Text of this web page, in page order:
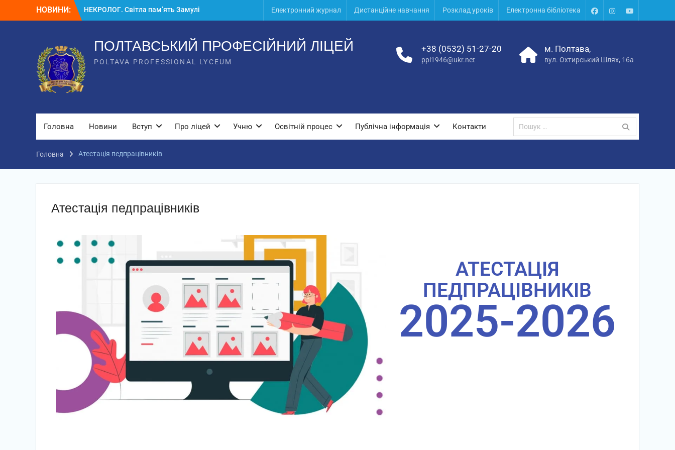
НОВИНИ:
НЕКРОЛОГ. Світла пам’ять Замулі
Владиславу Васильовичу
Вступ для ТОТ 2026
Електронний журнал Дистанційне навчання Розклад уроків Електронна бібліотека
ПОЛТАВСЬКИЙ ПРОФЕСІЙНИЙ ЛІЦЕЙ
POLTAVA PROFESSIONAL LYCEUM
+38 (0532) 51-27-20
ppl1946@ukr.net
м. Полтава,
вул. Охтирський Шлях, 16а
Головна Новини Вступ Про ліцей Учню Освітній процес Публічна інформація Контакти
Головна Атестація педпрацівників
Атестація педпрацівників
АТЕСТАЦІЯ
ПЕДПРАЦІВНИКІВ
2025-2026